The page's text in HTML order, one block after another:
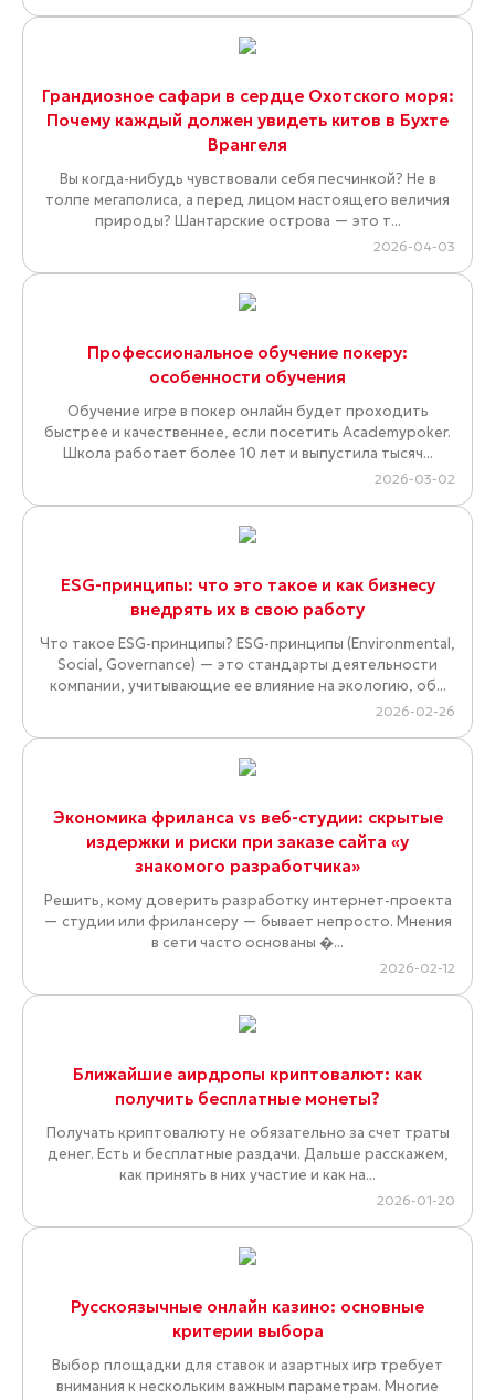
Грандиозное сафари в сердце Охотского моря:
Почему каждый должен увидеть китов в Бухте
Врангеля
Вы когда-нибудь чувствовали себя песчинкой? Не в
толпе мегаполиса, а перед лицом настоящего величия
природы? Шантарские острова — это т...
2026-04-03
Профессиональное обучение покеру:
особенности обучения
Обучение игре в покер онлайн будет проходить
быстрее и качественнее, если посетить Academypoker.
Школа работает более 10 лет и выпустила тысяч...
2026-03-02
ESG-принципы: что это такое и как бизнесу
внедрять их в свою работу
Что такое ESG-принципы? ESG-принципы (Environmental,
Social, Governance) — это стандарты деятельности
компании, учитывающие ее влияние на экологию, об...
2026-02-26
Экономика фриланса vs веб-студии: скрытые
издержки и риски при заказе сайта «у
знакомого разработчика»
Решить, кому доверить разработку интернет-проекта
— студии или фрилансеру — бывает непросто. Мнения
в сети часто основаны �...
2026-02-12
Ближайшие аирдропы криптовалют: как
получить бесплатные монеты?
Получать криптовалюту не обязательно за счет траты
денег. Есть и бесплатные раздачи. Дальше расскажем,
как принять в них участие и как на...
2026-01-20
Русскоязычные онлайн казино: основные
критерии выбора
Выбор площадки для ставок и азартных игр требует
внимания к нескольким важным параметрам. Многие